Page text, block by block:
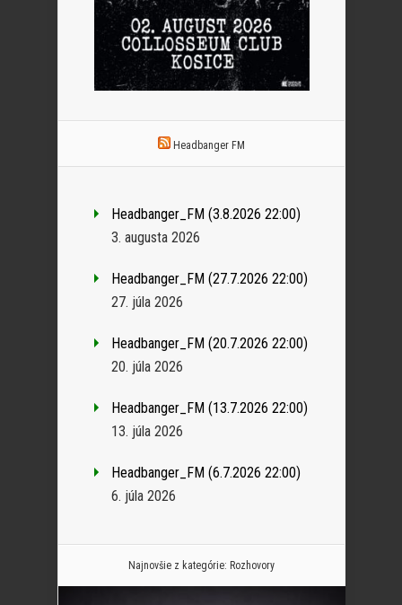
Headbanger FM
Headbanger_FM (3.8.2026 22:00)
3. augusta 2026
Headbanger_FM (27.7.2026 22:00)
27. júla 2026
Headbanger_FM (20.7.2026 22:00)
20. júla 2026
Headbanger_FM (13.7.2026 22:00)
13. júla 2026
Headbanger_FM (6.7.2026 22:00)
6. júla 2026
Najnovšie z kategórie: Rozhovory